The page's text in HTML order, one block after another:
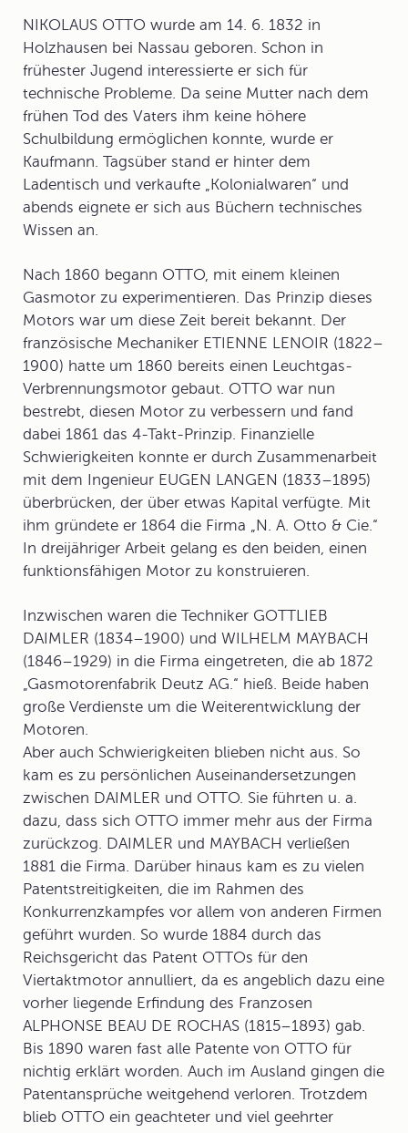
NIKOLAUS OTTO wurde am 14. 6. 1832 in
Holzhausen bei Nassau geboren. Schon in
frühester Jugend interessierte er sich für
technische Probleme. Da seine Mutter nach dem
frühen Tod des Vaters ihm keine höhere
Schulbildung ermöglichen konnte, wurde er
Kaufmann. Tagsüber stand er hinter dem
Ladentisch und verkaufte „Kolonialwaren“ und
abends eignete er sich aus Büchern technisches
Wissen an.
Nach 1860 begann OTTO, mit einem kleinen
Gasmotor zu experimentieren. Das Prinzip dieses
Motors war um diese Zeit bereit bekannt. Der
französische Mechaniker ETIENNE LENOIR (1822–
1900) hatte um 1860 bereits einen Leuchtgas-
Verbrennungsmotor gebaut. OTTO war nun
bestrebt, diesen Motor zu verbessern und fand
dabei 1861 das 4-Takt-Prinzip. Finanzielle
Schwierigkeiten konnte er durch Zusammenarbeit
mit dem Ingenieur EUGEN LANGEN (1833–1895)
überbrücken, der über etwas Kapital verfügte. Mit
ihm gründete er 1864 die Firma „N. A. Otto & Cie.“
In dreijähriger Arbeit gelang es den beiden, einen
funktionsfähigen Motor zu konstruieren.
Inzwischen waren die Techniker GOTTLIEB
DAIMLER (1834–1900) und WILHELM MAYBACH
(1846–1929) in die Firma eingetreten, die ab 1872
„Gasmotorenfabrik Deutz AG.“ hieß. Beide haben
große Verdienste um die Weiterentwicklung der
Motoren.
Aber auch Schwierigkeiten blieben nicht aus. So
kam es zu persönlichen Auseinandersetzungen
zwischen DAIMLER und OTTO. Sie führten u. a.
dazu, dass sich OTTO immer mehr aus der Firma
zurückzog. DAIMLER und MAYBACH verließen
1881 die Firma. Darüber hinaus kam es zu vielen
Patentstreitigkeiten, die im Rahmen des
Konkurrenzkampfes vor allem von anderen Firmen
geführt wurden. So wurde 1884 durch das
Reichsgericht das Patent OTTOs für den
Viertaktmotor annulliert, da es angeblich dazu eine
vorher liegende Erfindung des Franzosen
ALPHONSE BEAU DE ROCHAS (1815–1893) gab.
Bis 1890 waren fast alle Patente von OTTO für
nichtig erklärt worden. Auch im Ausland gingen die
Patentansprüche weitgehend verloren. Trotzdem
blieb OTTO ein geachteter und viel geehrter